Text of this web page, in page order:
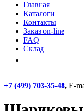
Главная
Каталоги
Контакты
Заказ on-line
FAQ
Склад
+7 (499) 703-35-48, E-